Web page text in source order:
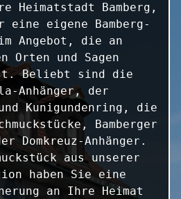
Heimatstadt Bamberg,
eine eigene Bamberg-
Angebot, die an
Orten und Sagen
Beliebt sind die
Anhänger, der
Kunigundenring, die
Bamberger
Domkreuz-Anhänger.
aus unserer
haben Sie eine
an Ihre Heimat